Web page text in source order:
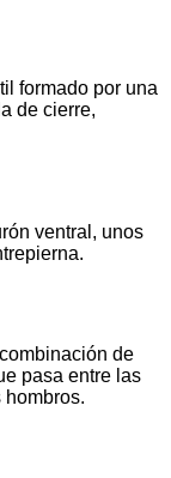
formado por una
de cierre,
ventral, unos
de
pasa entre las
hombros.